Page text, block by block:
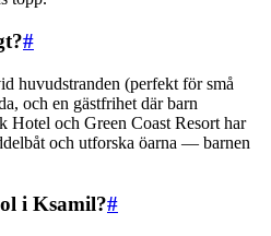
#
huvudstranden (perfekt för små
och en gästfrihet där barn
Hotel och Green Coast Resort har
och utforska öarna — barnen
i Ksamil?#